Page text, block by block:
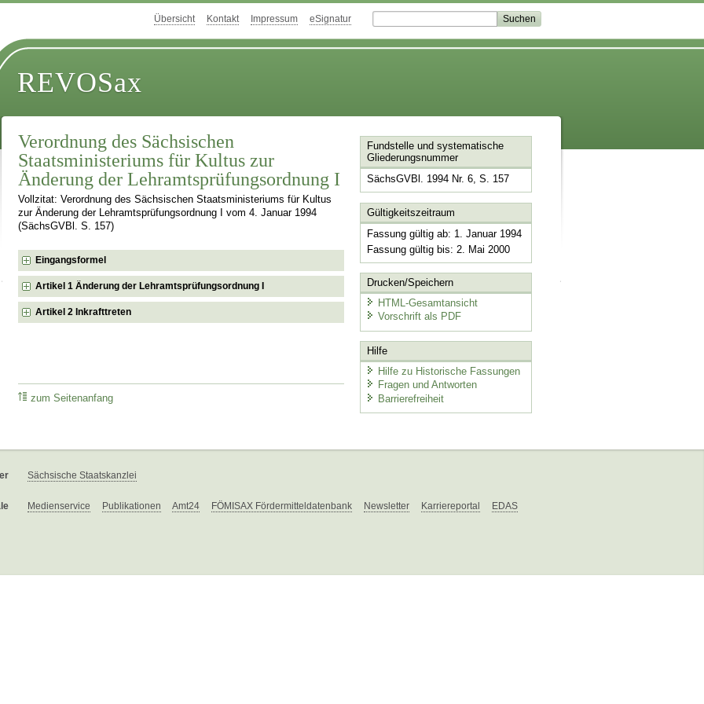
Übersicht Kontakt Impressum eSignatur
REVOSax
Verordnung des Sächsischen
Staatsministeriums für Kultus zur
Änderung der Lehramtsprüfungsordnung I
Vollzitat: Verordnung des Sächsischen Staatsministeriums für Kultus
zur Änderung der Lehramtsprüfungsordnung I vom 4. Januar 1994
(SächsGVBl. S. 157)
Eingangsformel
Artikel 1 Änderung der Lehramtsprüfungsordnung I
Artikel 2 Inkrafttreten
zum Seitenanfang
Fundstelle und systematische
Gliederungsnummer
SächsGVBl. 1994 Nr. 6, S. 157
Gültigkeitszeitraum
Fassung gültig ab: 1. Januar 1994
Fassung gültig bis: 2. Mai 2000
Drucken/Speichern
HTML-Gesamtansicht
Vorschrift als PDF
Hilfe
Hilfe zu Historische Fassungen
Fragen und Antworten
Barrierefreiheit
Sächsische Staatskanzlei
Medienservice Publikationen Amt24 FÖMISAX Fördermitteldatenbank Newsletter Karriereportal EDAS